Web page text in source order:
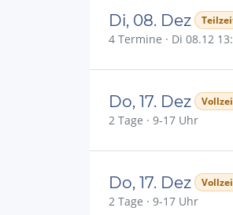
Di, 08. Dez
4 Termine · Di 08.12
Do, 17. Dez
2 Tage · 9-17 Uhr
Do, 17. Dez
2 Tage · 9-17 Uhr